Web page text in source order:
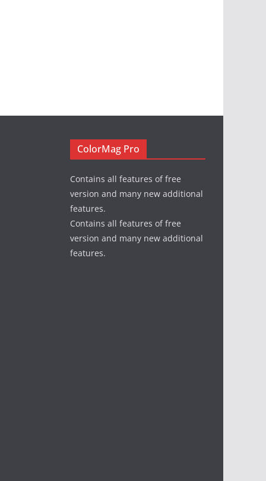
ColorMag Pro
Contains all features of free
version and many new additional
features.
Contains all features of free
version and many new additional
features.